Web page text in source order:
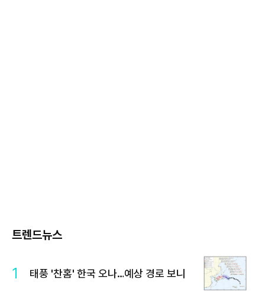
트렌드뉴스
1 태풍 '찬홈' 한국 오나…예상 경로 보니